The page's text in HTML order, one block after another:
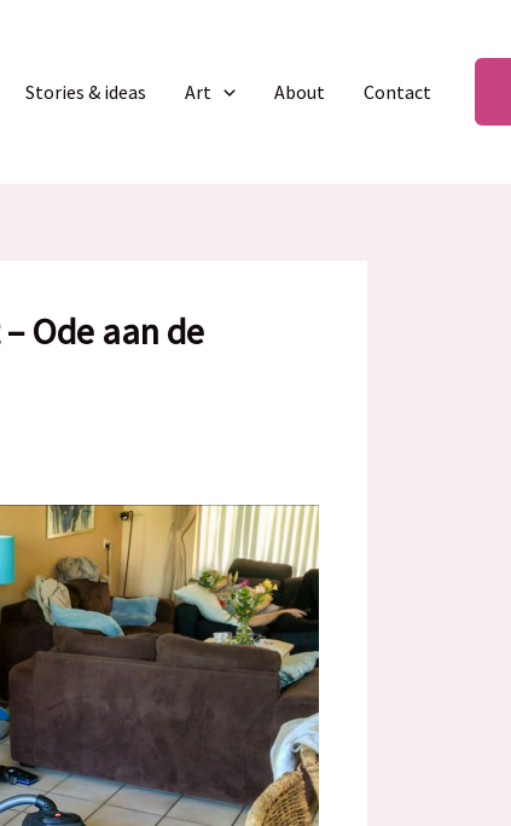
Stories & ideas Art About Contact
Ode aan de